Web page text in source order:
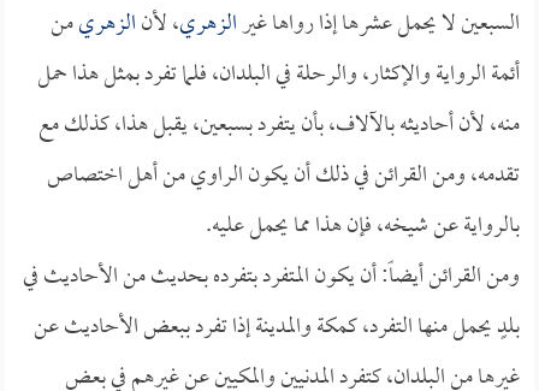
السبعين لا يحمل عشرها إذا رواها غيرالزهري، لأنالزهريمن
أئمة الرواية والإكثار، والرحلة في البلدان، فلما تفرد بمثل هذا حمل
منه، لأن أحاديثه بالآلاف، بأن يتفرد بسبعين، يقبل هذا، كذلك مع
تقدمه، ومن القرائن في ذلك أن يكون الراوي من أهل اختصاص
بالرواية عن شيخه، فإن هذا مما يحمل عليه.
ومن القرائن أيضاً: أن يكون المتفرد بتفرده بحديث من الأحاديث في
بلدٍ يحمل منها التفرد، كمكة والمدينة إذا تفرد ببعض الأحاديث عن
غيرها من البلدان، كتفرد المدنيين والمكيين عن غيرهم في بعض